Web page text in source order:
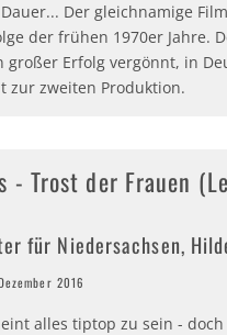
Der gleichnamige
der frühen 1970er Jahre.
großer Erfolg vergönnt, in
zur zweiten Produktion.
- Trost der Frauen
für Niedersachsen,
2016
alles tiptop zu sein -